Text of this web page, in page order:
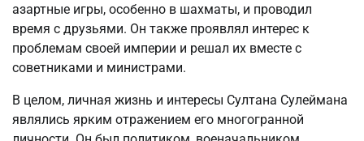
азартные игры, особенно в шахматы, и проводил
время с друзьями. Он также проявлял интерес к
проблемам своей империи и решал их вместе с
советниками и министрами.
В целом, личная жизнь и интересы Султана Сулеймана
являлись ярким отражением его многогранной